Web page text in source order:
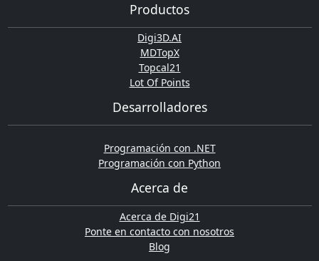
Productos
Digi3D.AI
MDTopX
Topcal21
Lot Of Points
Desarrolladores
Programación con .NET
Programación con Python
Acerca de
Acerca de Digi21
Ponte en contacto con nosotros
Blog